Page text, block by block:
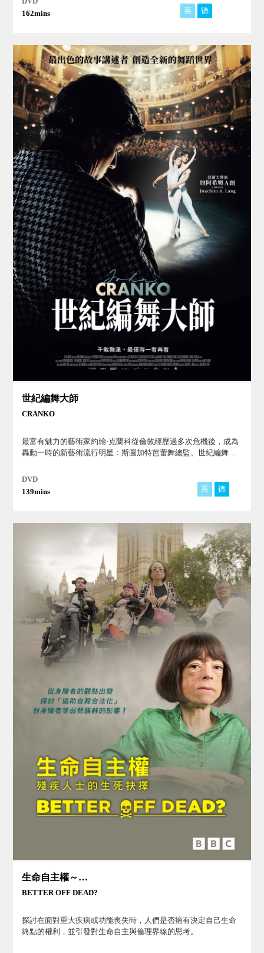
162mins
英 德
世紀編舞大師
CRANKO
最富有魅力的藝術家約翰·克蘭科從倫敦經歷過多次危機後，成為
轟動一時的新藝術流行明星：斯圖加特芭蕾舞總監、世紀編舞大
DVD
139mins
英 德
生命自主權～殘疾人士的生死抉擇
BETTER OFF DEAD?
探討在面對重大疾病或功能喪失時，人們是否擁有決定自己生命
終點的權利，並引發對生命自主與倫理界線的思考。